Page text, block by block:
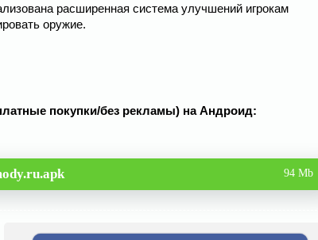
расширенная система улучшений игрокам
оружие.
покупки/без рекламы) на Андроид:
94 Mb